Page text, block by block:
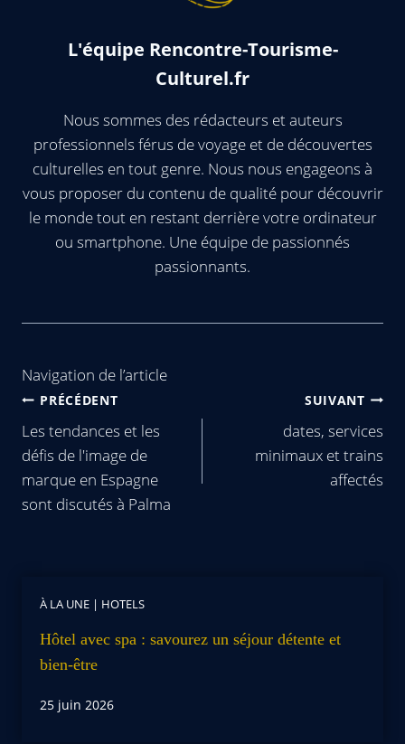
L'équipe Rencontre-Tourisme-
Culturel.fr
Nous sommes des rédacteurs et auteurs
professionnels férus de voyage et de découvertes
culturelles en tout genre. Nous nous engageons à
vous proposer du contenu de qualité pour découvrir
le monde tout en restant derrière votre ordinateur
ou smartphone. Une équipe de passionnés
passionnants.
Navigation de l’article
PRÉCÉDENT
Les tendances et les
défis de l'image de
marque en Espagne
sont discutés à Palma
SUIVANT
dates, services
minimaux et trains
affectés
À LA UNE | HOTELS
Hôtel avec spa : savourez un séjour détente et
bien-être
25 juin 2026